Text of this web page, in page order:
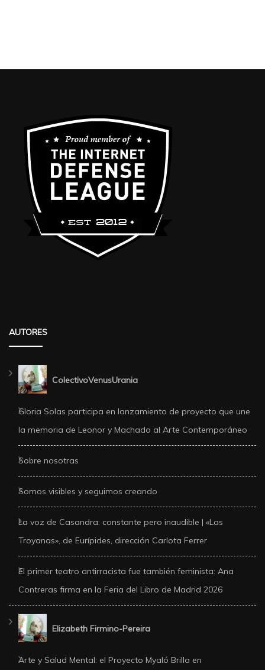
AUTORES
ColectivoVenusUrania
Gloria Solas participa en lanzamiento de proyecto que une
la memoria de Leonor y Machado al Arte Contemporáneo
Sobre nosotras
Somos visibles y seguimos creando
La voz de Casandra: constante pero inaudible | «Las
Troyanas», de Eurípides, dirección Carlota Ferrer
El primer teatro antirracista fue también feminista: Ana
Contreras firma en la Feria del Libro de Madrid 2026
Elizabeth Firmino-Pereira
Arte y Salud Mental: el Proyecto Myaló Brilla en